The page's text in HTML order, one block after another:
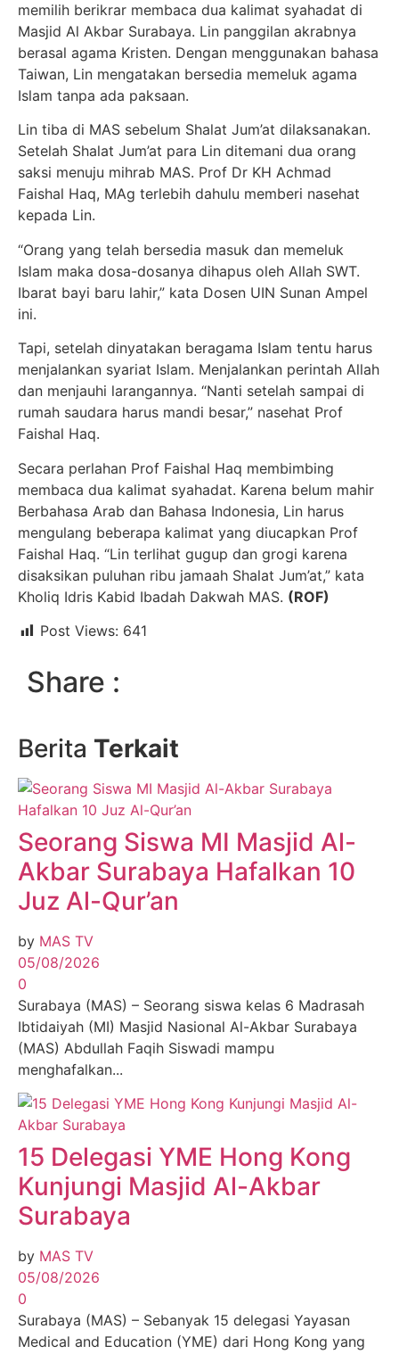
memilih berikrar membaca dua kalimat syahadat di
Masjid Al Akbar Surabaya. Lin panggilan akrabnya
berasal agama Kristen. Dengan menggunakan bahasa
Taiwan, Lin mengatakan bersedia memeluk agama
Islam tanpa ada paksaan.
Lin tiba di MAS sebelum Shalat Jum’at dilaksanakan.
Setelah Shalat Jum’at para Lin ditemani dua orang
saksi menuju mihrab MAS. Prof Dr KH Achmad
Faishal Haq, MAg terlebih dahulu memberi nasehat
kepada Lin.
“Orang yang telah bersedia masuk dan memeluk
Islam maka dosa-dosanya dihapus oleh Allah SWT.
Ibarat bayi baru lahir,” kata Dosen UIN Sunan Ampel
ini.
Tapi, setelah dinyatakan beragama Islam tentu harus
menjalankan syariat Islam. Menjalankan perintah Allah
dan menjauhi larangannya. “Nanti setelah sampai di
rumah saudara harus mandi besar,” nasehat Prof
Faishal Haq.
Secara perlahan Prof Faishal Haq membimbing
membaca dua kalimat syahadat. Karena belum mahir
Berbahasa Arab dan Bahasa Indonesia, Lin harus
mengulang beberapa kalimat yang diucapkan Prof
Faishal Haq. “Lin terlihat gugup dan grogi karena
disaksikan puluhan ribu jamaah Shalat Jum’at,” kata
Kholiq Idris Kabid Ibadah Dakwah MAS. (ROF)
Post Views: 641
Share :
Berita Terkait
Seorang Siswa MI Masjid Al-
Akbar Surabaya Hafalkan 10
Juz Al-Qur’an
by MAS TV
05/08/2026
0
Surabaya (MAS) – Seorang siswa kelas 6 Madrasah
Ibtidaiyah (MI) Masjid Nasional Al-Akbar Surabaya
(MAS) Abdullah Faqih Siswadi mampu
menghafalkan...
15 Delegasi YME Hong Kong
Kunjungi Masjid Al-Akbar
Surabaya
by MAS TV
05/08/2026
0
Surabaya (MAS) – Sebanyak 15 delegasi Yayasan
Medical and Education (YME) dari Hong Kong yang